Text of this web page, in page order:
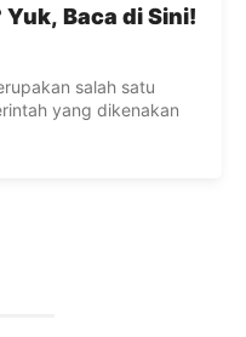
Baca di Sini!
salah satu
yang dikenakan